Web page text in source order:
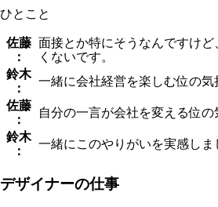
ひとこと
佐藤
：
面接とか特にそうなんですけ
くないです。
鈴木
：
一緒に会社経営を楽しむ位の気
佐藤
：
自分の一言が会社を変える位の
鈴木
：
一緒にこのやりがいを実感しま
デザイナーの仕事